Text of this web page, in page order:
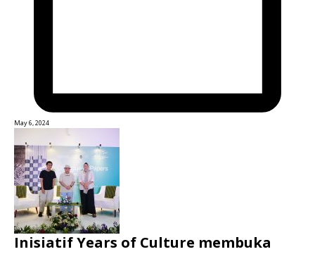
May 6, 2024
Inisiatif Years of Culture membuka